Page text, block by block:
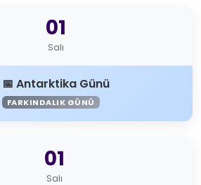
01
Salı
Antarktika Günü
FARKINDALIK GÜNÜ
01
Salı